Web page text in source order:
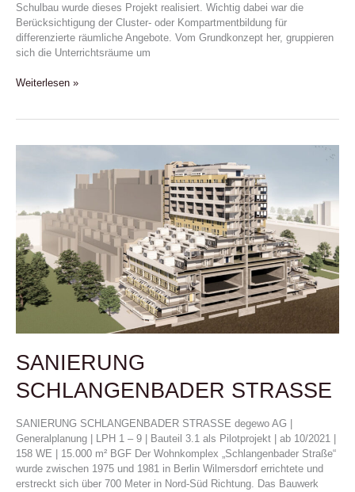
Schulbau wurde dieses Projekt realisiert. Wichtig dabei war die
Berücksichtigung der Cluster- oder Kompartmentbildung für
differenzierte räumliche Angebote. Vom Grundkonzept her, gruppieren
sich die Unterrichtsräume um
Weiterlesen »
SANIERUNG
SCHLANGENBADER STRASSE
SANIERUNG SCHLANGENBADER STRASSE degewo AG |
Generalplanung | LPH 1 – 9 | Bauteil 3.1 als Pilotprojekt | ab 10/2021 |
158 WE | 15.000 m² BGF Der Wohnkomplex „Schlangenbader Straße“
wurde zwischen 1975 und 1981 in Berlin Wilmersdorf errichtete und
erstreckt sich über 700 Meter in Nord-Süd Richtung. Das Bauwerk
SCHLANGENBADER